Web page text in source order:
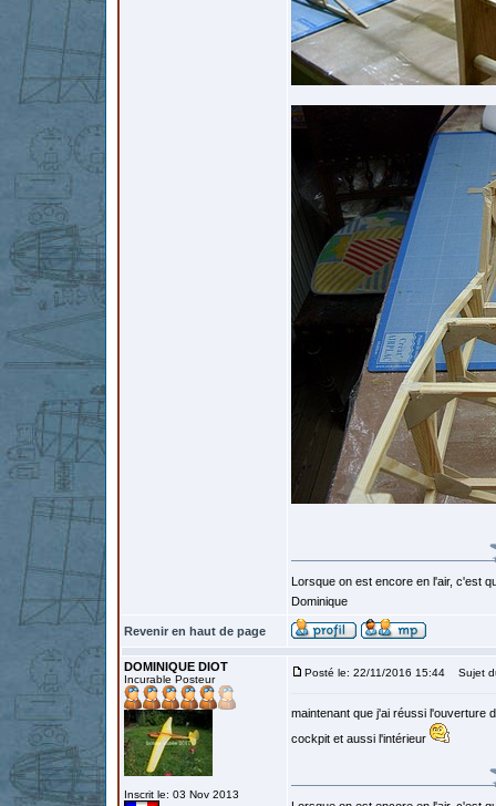
Lorsque on est encore en l'air, c'est
Dominique
Revenir en haut de page
DOMINIQUE DIOT
Incurable Posteur
Inscrit le: 03 Nov 2013
Posté le: 22/11/2016 15:44 Sujet
maintenant que j'ai réussi l'ouverture
cockpit et aussi l'intérieur